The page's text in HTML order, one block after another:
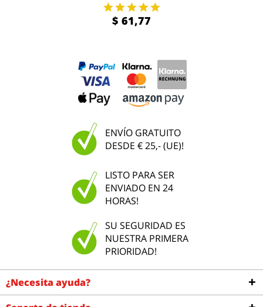
$ 61,77
ENVÍO GRATUITO
DESDE € 25,- (UE)!
LISTO PARA SER
ENVIADO EN 24
HORAS!
SU SEGURIDAD ES
NUESTRA PRIMERA
PRIORIDAD!
¿Necesita ayuda?